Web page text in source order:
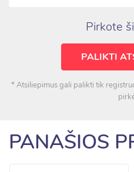
Pirkote
PALIKTI
* Atsiliepimus gali palikti tik
PANAŠIOS